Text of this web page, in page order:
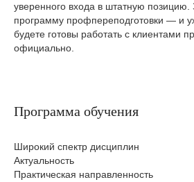
уверенного входа в штатную позицию.
программу профпереподготовки — и
будете готовы работать с клиентами
официально.
Программа обучения
Широкий спектр дисциплин
Актуальность
Практическая направленность